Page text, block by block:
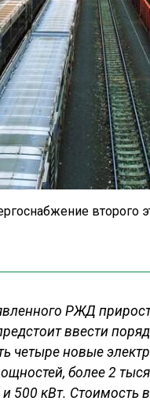
второго
РЖД
ввести
четыре новые
более 2
500 кВт. Стоимость